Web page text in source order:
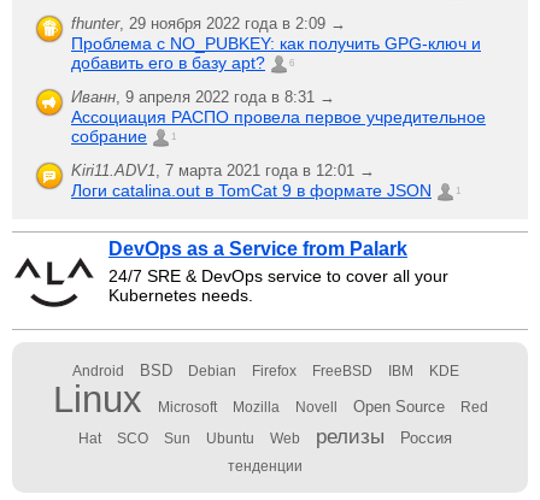
fhunter, 29 ноября 2022 года в 2:09 →
Проблема с NO_PUBKEY: как получить GPG-ключ и
добавить его в базу apt?
6
Иванн, 9 апреля 2022 года в 8:31 →
Ассоциация РАСПО провела первое учредительное
собрание
1
Kiri11.ADV1, 7 марта 2021 года в 12:01 →
Логи catalina.out в TomCat 9 в формате JSON 1
DevOps as a Service from Palark
24/7 SRE & DevOps service to cover all your
Kubernetes needs.
Android BSD Debian Firefox FreeBSD IBM KDE
Linux Microsoft Mozilla Novell Open Source Red
Hat SCO Sun Ubuntu Web релизы Россия
тенденции